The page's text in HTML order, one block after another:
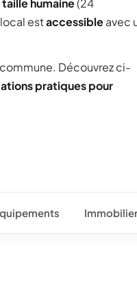
taille humaine(24
estaccessibleavec
Découvrez ci-
pratiques pour
Immobilier